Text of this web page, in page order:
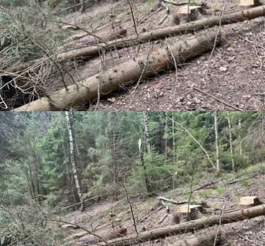
ÚDRŽBA VYŠŠÍ A NIŽŠÍ ZELENĚ V OBVODU TO VALAŠSKÉ MEZIŘÍČÍ